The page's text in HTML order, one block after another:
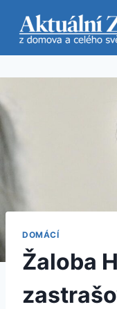
obsah
DOMÁCÍ
Žaloba